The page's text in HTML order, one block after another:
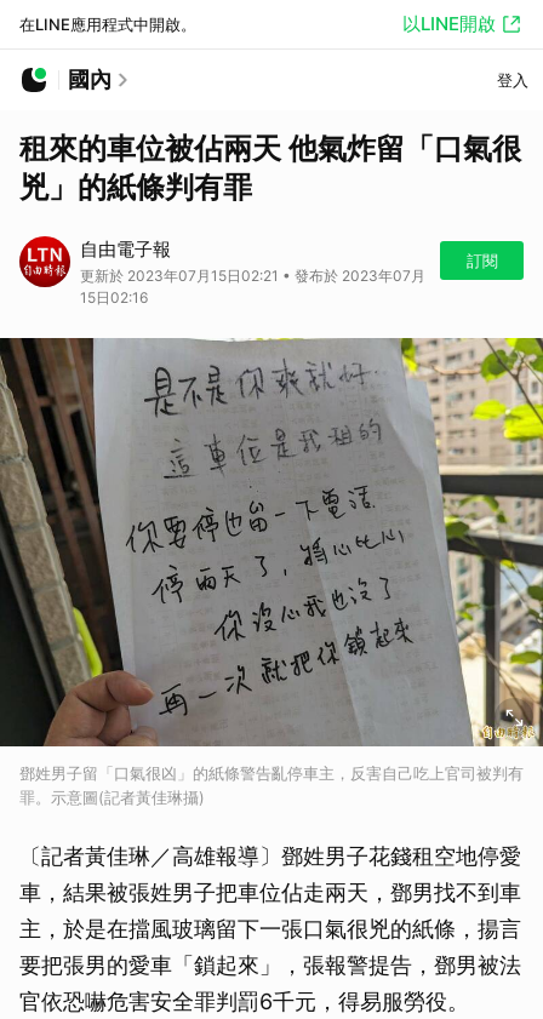
在LINE應用程式中開啟。 以LINE開啟
國內 登入
租來的車位被佔兩天 他氣炸留「口氣很
兇」的紙條判有罪
自由電子報
更新於 2023年07月15日02:21 • 發布於 2023年07月
15日02:16
訂閱
鄧姓男子留「口氣很凶」的紙條警告亂停車主，反害自己吃上官司被判有
罪。示意圖(記者黃佳琳攝)
〔記者黃佳琳／高雄報導〕鄧姓男子花錢租空地停愛
車，結果被張姓男子把車位佔走兩天，鄧男找不到車
主，於是在擋風玻璃留下一張口氣很兇的紙條，揚言
要把張男的愛車「鎖起來」，張報警提告，鄧男被法
官依恐嚇危害安全罪判罰6千元，得易服勞役。